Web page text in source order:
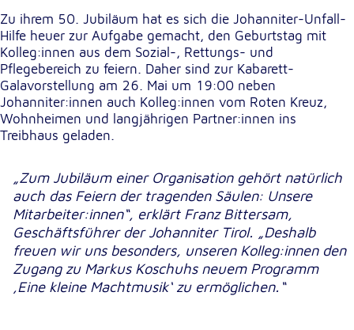
Zu ihrem 50. Jubiläum hat es sich die Johanniter-Unfall-
Hilfe heuer zur Aufgabe gemacht, den Geburtstag mit
Kolleg:innen aus dem Sozial-, Rettungs- und
Pflegebereich zu feiern. Daher sind zur Kabarett-
Galavorstellung am 26. Mai um 19:00 neben
Johanniter:innen auch Kolleg:innen vom Roten Kreuz,
Wohnheimen und langjährigen Partner:innen ins
Treibhaus geladen.
„Zum Jubiläum einer Organisation gehört natürlich
auch das Feiern der tragenden Säulen: Unsere
Mitarbeiter:innen“, erklärt Franz Bittersam,
Geschäftsführer der Johanniter Tirol. „Deshalb
freuen wir uns besonders, unseren Kolleg:innen den
Zugang zu Markus Koschuhs neuem Programm
‚Eine kleine Machtmusik‘ zu ermöglichen.“
Anbieter:
Google LLC
Zweck:
Erhebung von Statistiken zur Website-Nutzung
Cookie Laufzeit:
24 Stunden - 2 Jahre
Google Tag Manager
Anbieter:
Google LLC